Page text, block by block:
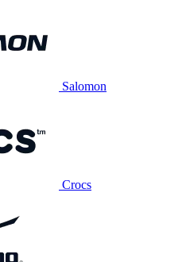
Salomon
Crocs